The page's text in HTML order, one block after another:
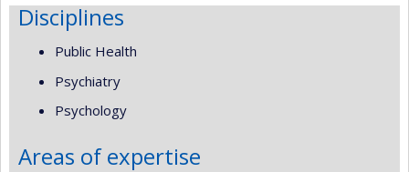
Disciplines
Public Health
Psychiatry
Psychology
Areas of expertise